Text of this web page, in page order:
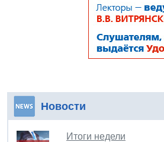
Новости
Итоги недели